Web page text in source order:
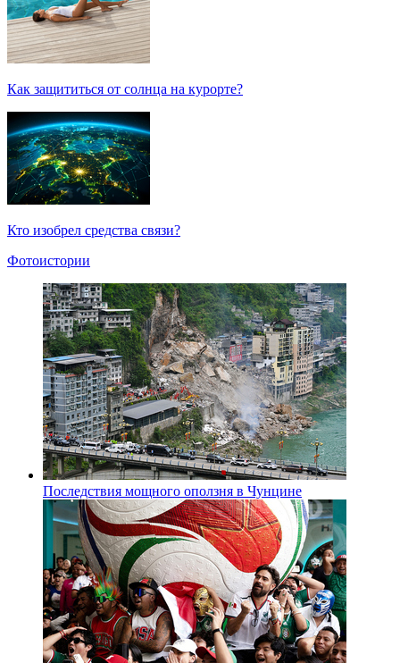
Как защититься от солнца на курорте?
Кто изобрел средства связи?
Фотоистории
Последствия мощного оползня в Чунцине